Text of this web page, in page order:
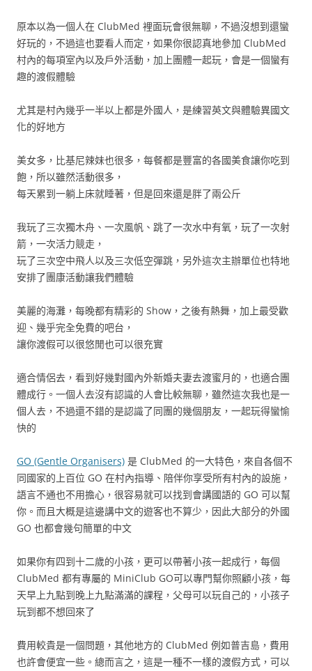
原本以為一個人在 ClubMed 裡面玩會很無聊，不過沒想到還蠻
好玩的，不過這也要看人而定，如果你很認真地參加 ClubMed
村內的每項室內以及戶外活動，加上團體一起玩，會是一個蠻有
趣的渡假體驗
尤其是村內幾乎一半以上都是外國人，是練習英文與體驗異國文
化的好地方
美女多，比基尼辣妹也很多，每餐都是豐富的各國美食讓你吃到
飽，所以雖然活動很多，
每天累到一躺上床就睡著，但是回來還是胖了兩公斤
我玩了三次獨木舟、一次風帆、跳了一次水中有氧，玩了一次射
箭，一次活力競走，
玩了三次空中飛人以及三次低空彈跳，另外這次主辦單位也特地
安排了團康活動讓我們體驗
美麗的海灘，每晚都有精彩的 Show，之後有熱舞，加上最受歡
迎、幾乎完全免費的吧台，
讓你渡假可以很悠閒也可以很充實
適合情侶去，看到好幾對國內外新婚夫妻去渡蜜月的，也適合團
體成行。一個人去沒有認識的人會比較無聊，雖然這次我也是一
個人去，不過還不錯的是認識了同團的幾個朋友，一起玩得蠻愉
快的
GO (Gentle Organisers) 是 ClubMed 的一大特色，來自各個不
同國家的上百位 GO 在村內指導、陪伴你享受所有村內的設施，
語言不通也不用擔心，很容易就可以找到會講國語的 GO 可以幫
你。而且大概是這邊講中文的遊客也不算少，因此大部分的外國
GO 也都會幾句簡單的中文
如果你有四到十二歲的小孩，更可以帶著小孩一起成行，每個
ClubMed 都有專屬的 MiniClub GO可以專門幫你照顧小孩，每
天早上九點到晚上九點滿滿的課程，父母可以玩自己的，小孩子
玩到都不想回來了
費用較貴是一個問題，其他地方的 ClubMed 例如普吉島，費用
也許會便宜一些。總而言之，這是一種不一樣的渡假方式，可以